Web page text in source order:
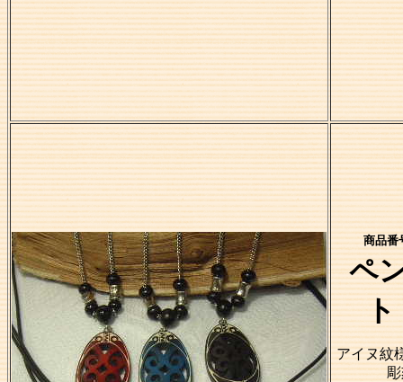
商品
ペ
ト
アイヌ紋